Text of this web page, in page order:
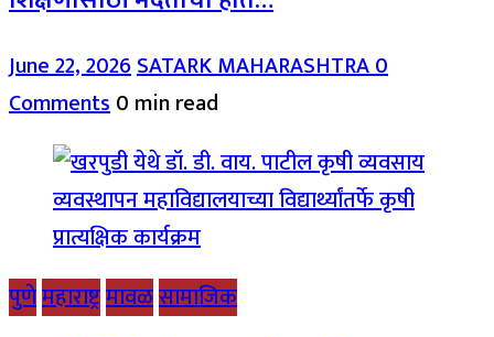
June 22, 2026SATARK MAHARASHTRA0
Comments0 min read
पुणेमहाराष्ट्रमावळसामाजिक